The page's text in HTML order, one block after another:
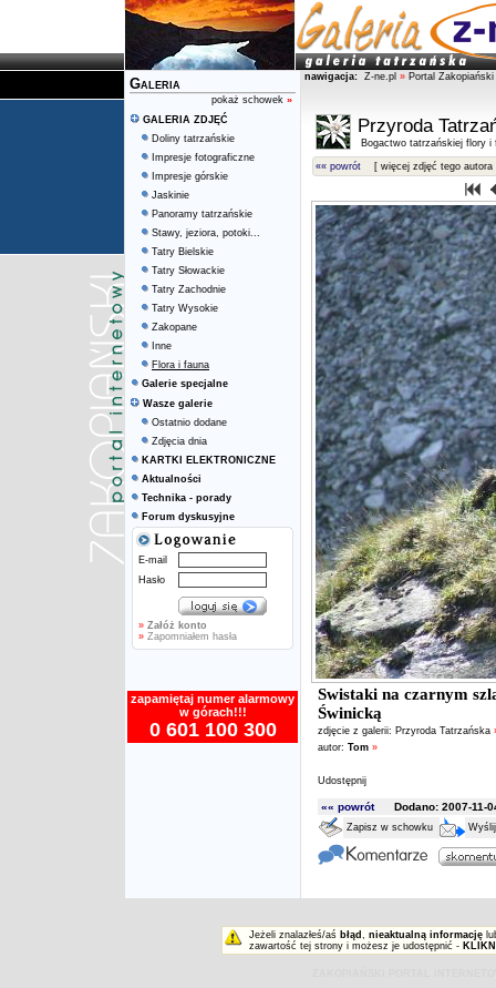
Galeria
pokaż schowek »
GALERIA ZDJĘĆ
Doliny tatrzańskie
Impresje fotograficzne
Impresje górskie
Jaskinie
Panoramy tatrzańskie
Stawy, jeziora, potoki...
Tatry Bielskie
Tatry Słowackie
Tatry Zachodnie
Tatry Wysokie
Zakopane
Inne
Flora i fauna
Galerie specjalne
Wasze galerie
Ostatnio dodane
Zdjęcia dnia
KARTKI ELEKTRONICZNE
Aktualności
Technika - porady
Forum dyskusyjne
E-mail
Hasło
» Załóż konto
» Zapomniałem hasła
zapamiętaj numer alarmowy
w górach!!!
0 601 100 300
nawigacja: Z-ne.pl » Portal Zakopiański
Przyroda
Bogactwo tatrzańskiej flory i
«« powrót [ więcej zdjęć tego autora
Swistaki na czarnym
Świnicką
zdjęcie z galerii: Przyroda Tatrzańska
autor: Tom »
Udostępnij
«« powrótDodano: 2007-11-
Zapisz w schowku
Jeżeli znalazłeś/aś błąd , nieaktualną informację
zawartość tej strony i możesz je udostępnić -